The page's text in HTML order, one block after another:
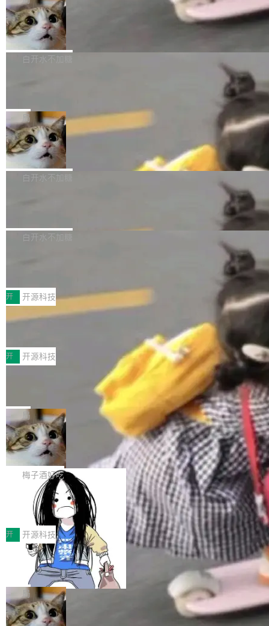
l 迁移或唤醒时，新宿主从 S3 恢复 SQLite 数据
库继续执行。存储库是持久化的唯一真相...
te 17 Pro、OPPO K15，要么是vivo X300 E这
样的次旗舰。 Galaxy Z Fold8 Ultra / Z Fold8 /
Z Flip8三款折叠屏新机均在7月22日发布，且全
部搭载骁龙8 Elite Gen5 for Galaxy，它们本该
本控制系统。目前处于 Early Access 阶段。 De
ltaDB 的核心思路直接写在 landing page 最显
眼的位置：「Software is made between com
mits」——软件是在 commit 之间写出来的。git
是把这段空隙补上。 回退到任何一次编辑：Delt
aDB 捕获 commit 之间的每一次操作，...
SpaceXAI 单季资本开支达 183 亿美元
根据风险投资人Tomer Tunguz 博客（VC 分
析）披露的最新分析与第二季度业绩报告，Spac
微软同期总资本开支的四成。 与亚马逊、Alpha
bet、微软以及 Meta 等传统科技巨头相比，Spa
ceXAI的资金消耗速度尤为引人瞩目。然而，支
撑庞大支出的资金来源却呈现出截然不同的面
貌。数据显示，微软和 Meta 主要依托充沛的经
白开水不加糖
一个在终端里运行的编程 agent；Muse Spark
1.2，驱动这个 agent 的新模型。一句话概括：
你可以用 curl -fsSL https://dev.meta.ai/install.
sh | bash 安装一个能在大项目里自动规划、写
代码、验证结果的 AI 终端工具。 据介绍，Muse
个主 agent 循环，外加一组后台 agent。这些后
局
美团开源 LoHoSearch，用知识图谱校
准 AI 能力认知
机器出题的前提，是让机器拥有全局视野。整个
构建流程可以分为四个环节：建图 → 控制难度
白开水不加糖
库，并将作为transport接入Mooncake TENT。
MPComm将作为一种传输引擎接入Mooncake T
ENT，实现零拷贝传输性能提升30%、非零拷贝
传输性能最高提升5倍。UCL-MPComm底层基
于自研UCL-Engine通信引擎，后续腾讯网平将
持续开源更多基于UCL-Engine的高性能通信组
件。 腾讯网平团队在UCL-MPComm中实现了一
个独立于业务线程的全局通信引擎（Engine），
白开水不加糖
型案例入选名单》，深信服“面向企业研发场景的
开源 AI 编程平台 CoStrict 应用”凭借卓越的技术
创新与落地成效成功入选。 全链路私有化部署，
助力企业AI研发安全落地 当前，越来越多企业已
经开始引入 AI Coding 工具，通过调用公有云模
型或企业内部部署模型提升研发效率。但随着 AI
Coding 从个人辅助工具逐步走向团队级、组织
级应用，企业在规模化落地过程中，对安全性、
可控性和代码质量提出了更高要求。 首先是数据
安全与合规要求。对于大多数普通研发场景，公
有云模型能够满足快速试用和效率提升的需求。
但对于金融、能源、医疗等对数据安全要求较...
开 开源科技
深信服AI算力网关入选工信部人工智能
前不久，工业和信息化部正式发布《2025年人工
智能应用典型案例名单》，集中展示人工智能在
各领域的应用成果，覆盖技术底座、行业赋能、
产品应用、支撑保障、专题等五大方向。深信服
AI算力网关（AI创新平台）成功入选！ 随着各行
各业的Agent走向规模化建设，算力构成形态逐
渐丰富，用户关注的重点也在发生变化：不只是
让AI用起来，还要进一步看清混合算力时代下，
Token花在哪里、算力是否被充分利用，以及持
续增长的AI成本该如何优化。 深信服AI算力网关
正是围绕这些实际问题，从Token治理和成本治
理两个方面，让用户的每一份算力都看得清、管
得住、用得稳、省得下、更安全！ 一、从现在开
始，Token使用一目...
开 开源科技
Jeff Dean 离开 Google：一个时代的结
束，一个实验室的开始
Google 员工编号 20。MapReduce 作者之一。
Bigtable 作者之一。TensorFlow 的作者之一。
Gemini 的架构师。Google 首席科学家。 Jeff D
ean 在 Google 工作了 27 年后，宣布离职。 他
不是一个人走。一同离开的还有 Sanjay Ghema
wat（Google 员工编号 23，Jeff Dean 二十多
年的编程搭档，MapReduce 和 Bigtable 的共同
作者）、Quoc Le（Google 大脑核心成员，Se
q2Seq 和 DocAI 的共同发明人）以及 Oriol Vin
yals（Gemini 联合负责人，AlphaSta...
局
🔥 SolonCode v2026.8.4 发布：界面
字体可调、22 种语言、记忆搜索增强
打开终端就能上岗的全中文编码智能体，这一轮
把「看得清、用母语、记得住」三件事一次补
齐。 SolonCode 是什么 SolonCode 是杭州无
耳科技研发的企业级终端编码智能体——一位全
中文驱动的数字员工，自主理解需求、规划步
骤、编写代码。不挑模型、不挑平台，curl 一行
装完即用。 开源地址：Gitee · GitCode · GitHu
b 安装 支持 Java 8+（8~26）、macOS / Linu
x / Windows / Harmony PC。 # macOS / Linu
x / Harmony PC curl -fsSL https://solon.noea
r.org/solon...
梅子酒好吃
让“代码语义理解”深度释放AI Coding
价值潜能：华为云码道（CodeArts）
代码仓技术解析
一、代码仓深度理解技术的作用与价值 在软件工
程实践中，代码仓是企业核心知识资产的主要载
体。企业级代码仓库通常包含数十万乃至数百万
个文件，其规模远超单次模型调用可承载的上下
文窗口。随着项目规模的持续扩张与代码历史的
不断累积，代码仓中的模块关系、接口契约、业
务逻辑等关键信息往往分散于数十乃至数百个文
件之中，形成高度复杂的知识关联网络。传统的
开 开源科技
一条“删库”命令跑 17 小时，算法工程
师删光 89TB 数据只为干私活
最高人民检察院8月4日公布了一起案件：北京一
名90后算法工程师王某，为了给自己接的私活腾
服务器空间，删光了公司AI游戏部门的全部核心
数据。 王某2024年1月入职东城区某科技公司AI
局
Cloudflare 分享推理优化实践：KV ca